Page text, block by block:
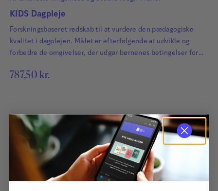
KIDS Dagpleje
Forskningsbaseret redskab til at vurdere den pædagogiske
kvalitet i dagplejen. Målet er efterfølgende at udvikle og
forbedre de omgivelser, der udgør børnenes betingelser for
787,50 kr.